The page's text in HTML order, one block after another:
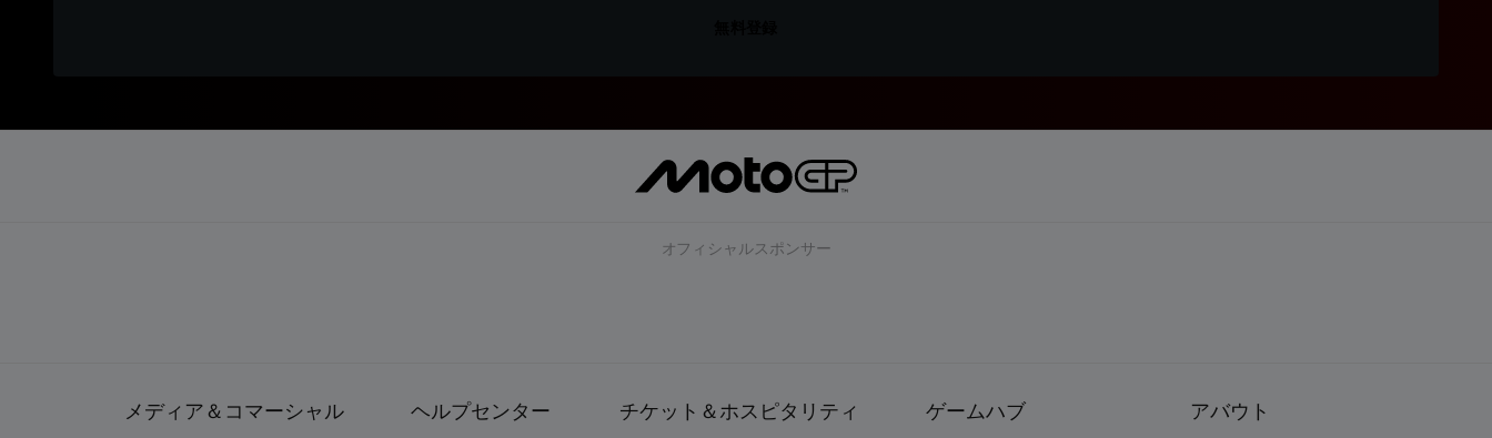
オフィシャルスポンサー
メディア＆コマーシャル ヘルプセンター チケット＆ホスピタリティ ゲームハブ アバウト